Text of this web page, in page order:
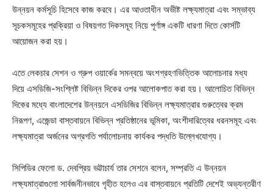
উন্নয়ন কর্মসূচি হিসেবে কাজ করবে। এর আওতাধীন অভীষ্ট লক্ষ্যমাত্রা এবং সম্ভাব্য
সূচকসমূহের প্রক্রিয়া ও বিষয়গত দিকসমূহ নিয়ে পূর্ণাঙ্গ একটি ধারণা দিতে কোর্সটি
আয়োজন করা হয়।
এতে লেকচার সেশন ও গ্রুপ ওয়ার্কের সমন্বয়ে অংশগ্রহণভিত্তিক আলোচনার মধ্য
দিয়ে এসডিজি-সংশ্লিষ্ট বিভিন্ন দিকের ওপর আলোকপাত করা হয়। আলোচিত বিভিন্ন
দিকের মধ্যে বাংলাদেশের উন্নয়নে এসডিজির বিভিন্ন লক্ষ্যমাত্রার গুরুত্বের ক্রম
নিরূপণ, এজেন্ডা বাস্তবায়নে বিভিন্ন প্রতিষ্ঠানের ভূমিকা, অংশীদারিত্বের ধরনসমূহ এবং
লক্ষ্যমাত্রা অর্জনের অগ্রগতি পর্যালোচনায় কার্যকর পদ্ধতি উল্লেখযোগ্য।
সিপিডির ফেলো ড. দেবপ্রিয় ভট্টাচার্য তার সেশনে বলেন, সম্প্রতি এ উন্নয়ন
লক্ষ্যমাত্রাগুলো সার্বজনীনভাবে গৃহীত হলেও এর বাস্তবায়নে প্রতিটি দেশেই অভ্যন্তরীণ